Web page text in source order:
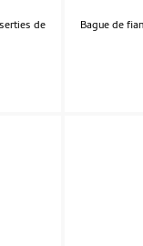
de
Bague de